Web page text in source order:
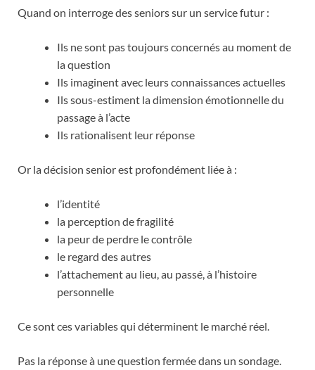
Quand on interroge des seniors sur un service futur :
Ils ne sont pas toujours concernés au moment de
la question
Ils imaginent avec leurs connaissances actuelles
Ils sous-estiment la dimension émotionnelle du
passage à l’acte
Ils rationalisent leur réponse
Or la décision senior est profondément liée à :
l’identité
la perception de fragilité
la peur de perdre le contrôle
le regard des autres
l’attachement au lieu, au passé, à l’histoire
personnelle
Ce sont ces variables qui déterminent le marché réel.
Pas la réponse à une question fermée dans un sondage.